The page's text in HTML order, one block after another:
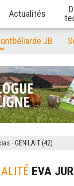
Actualités
JB
-GENILAIT (42)
EVA